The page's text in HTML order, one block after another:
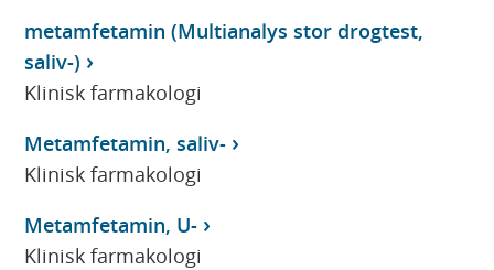
metamfetamin (Multianalys stor drogtest,
saliv-)
Klinisk farmakologi
Metamfetamin, saliv-
Klinisk farmakologi
Metamfetamin, U-
Klinisk farmakologi